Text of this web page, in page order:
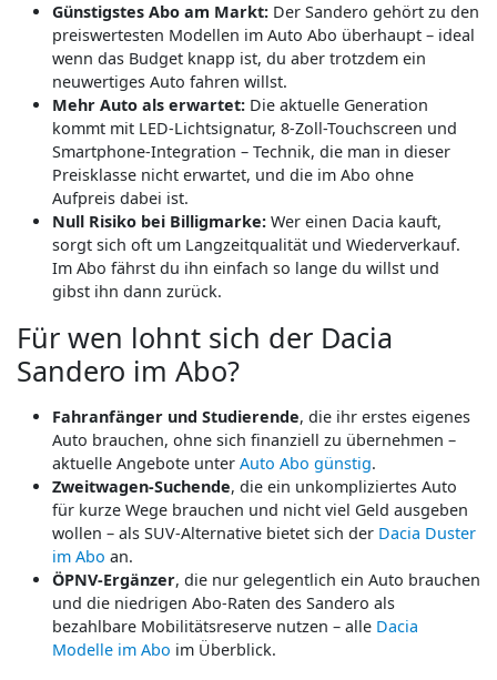
Günstigstes Abo am Markt: Der Sandero gehört zu den
preiswertesten Modellen im Auto Abo überhaupt – ideal
wenn das Budget knapp ist, du aber trotzdem ein
neuwertiges Auto fahren willst.
Mehr Auto als erwartet: Die aktuelle Generation
kommt mit LED-Lichtsignatur, 8-Zoll-Touchscreen und
Smartphone-Integration – Technik, die man in dieser
Preisklasse nicht erwartet, und die im Abo ohne
Aufpreis dabei ist.
Null Risiko bei Billigmarke: Wer einen Dacia kauft,
sorgt sich oft um Langzeitqualität und Wiederverkauf.
Im Abo fährst du ihn einfach so lange du willst und
gibst ihn dann zurück.
Für wen lohnt sich der Dacia
Sandero im Abo?
Fahranfänger und Studierende, die ihr erstes eigenes
Auto brauchen, ohne sich finanziell zu übernehmen –
aktuelle Angebote unter Auto Abo günstig.
Zweitwagen-Suchende, die ein unkompliziertes Auto
für kurze Wege brauchen und nicht viel Geld ausgeben
wollen – als SUV-Alternative bietet sich der Dacia Duster
im Abo an.
ÖPNV-Ergänzer, die nur gelegentlich ein Auto brauchen
und die niedrigen Abo-Raten des Sandero als
bezahlbare Mobilitätsreserve nutzen – alle Dacia
Modelle im Abo im Überblick.